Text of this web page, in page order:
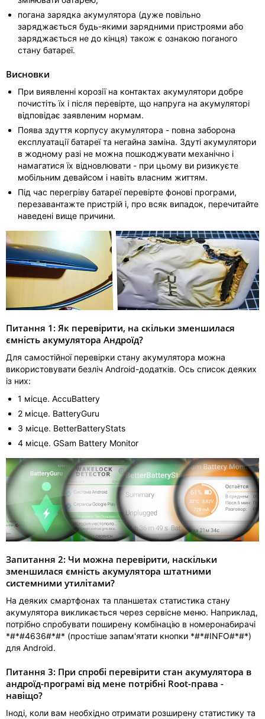
погана зарядка акумулятора (дуже повільно
заряджається будь-якими зарядними пристроями або
заряджається не до кінця) також є ознакою поганого
стану батареї.
Висновки
При виявленні корозії на контактах акумулятори добре
почистіть їх і після перевірте, що напруга на акумуляторі
відповідає заявленим нормам.
Поява здуття корпусу акумулятора - повна заборона
експлуатації батареї та негайна заміна. Здуті акумулятори
в жодному разі не можна пошкоджувати механічно і
намагатися їх відновлювати - при цьому ви ризикуєте
мобільним девайсом і навіть власним життям.
Під час перегріву батареї перевірте фонові програми,
перезавантажте пристрій і, про всяк випадок, перечитайте
наведені вище причини.
Питання 1: Як перевірити, на скільки зменшилася
ємність акумулятора Андроїд?
Для самостійної перевірки стану акумулятора можна
використовувати безліч Android-додатків. Ось список деяких
із них:
1 місце. AccuBattery
2 місце. BatteryGuru
3 місце. BetterBatteryStats
4 місце. GSam Battery Monitor
Запитання 2: Чи можна перевірити, наскільки
зменшилася ємність акумулятора штатними
системними утилітами?
На деяких смартфонах та планшетах статистика стану
акумулятора викликається через сервісне меню. Наприклад,
потрібно спробувати поширену комбінацію в номеронабирачі
*#*#4636#*#* (простіше запам'ятати кнопки *#*#INFO#*#*)
для Android.
Питання 3: При спробі перевірити стан акумулятора в
андроїд-програмі від мене потрібні Root-права -
навіщо?
Іноді, коли вам необхідно отримати розширену статистику та